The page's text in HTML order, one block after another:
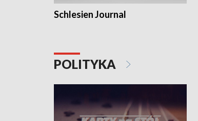
Schlesien Journal
POLITYKA